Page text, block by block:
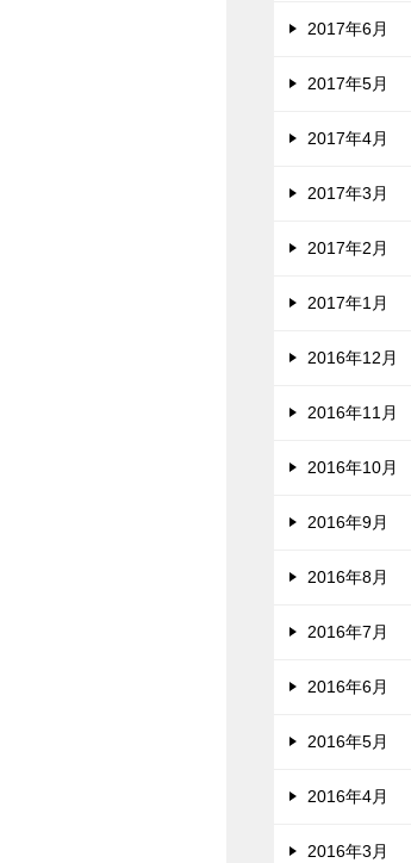
2017年6月
2017年5月
2017年4月
2017年3月
2017年2月
2017年1月
2016年12月
2016年11月
2016年10月
2016年9月
2016年8月
2016年7月
2016年6月
2016年5月
2016年4月
2016年3月